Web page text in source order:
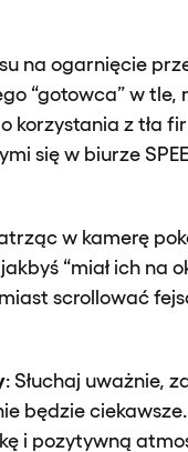
na ogarnięcie
“gotowca” w
korzystania z tła
się w biurze
w kamerę
“miał ich na
scrollować
: Słuchaj uważnie,
będzie
i pozytywną